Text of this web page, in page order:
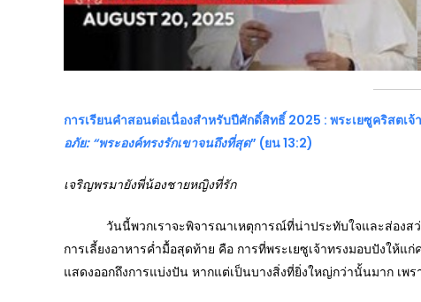
การเรียนคำสอนต่อเนื่องสำหรับปีศักดิ์สิทธิ์ 2025 : พระเยซูคริสตเจ้
อภัย: “พระองค์ทรงรักเขาจนถึงที่สุด” (ยน 13:2)
เจริญพรมายังพี่น้องชายหญิงที่รัก
วันนี้พวกเราจะพิจารณาเหตุการณ์ที่น่าประทับใจและส่องสว่าง
การเลี้ยงอาหารค่ำมื้อสุดท้าย คือ การที่พระเยซูเจ้าทรงมอบปังให้แ
แสดงออกถึงการแบ่งปัน หากแต่เป็นบางสิ่งที่ยิ่งใหญ่กว่านั้นมาก เ